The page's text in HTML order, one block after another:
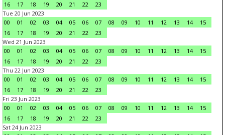
16
17 18 19 20 21 22
23
Tue 20 Jun 2023
00
01 02 03 04 05 06 07 08 09 10 11 12 13 14
15
16
17 18 19 20 21 22
23
Wed 21 Jun 2023
00
01 02 03 04 05 06 07 08 09 10 11 12 13 14
15
16
17 18 19 20 21 22
23
Thu 22 Jun 2023
00
01 02 03 04 05 06 07 08 09 10 11 12 13 14
15
16
17 18 19 20 21 22
23
Fri 23 Jun 2023
00
01 02 03 04 05 06 07 08 09 10 11 12 13 14
15
16
17 18 19 20 21 22
23
Sat 24 Jun 2023